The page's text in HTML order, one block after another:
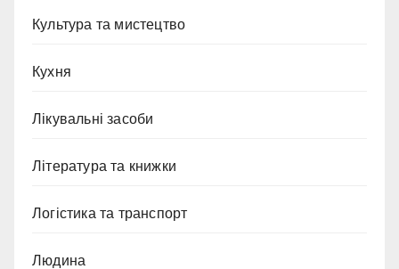
Культура та мистецтво
Кухня
Лікувальні засоби
Література та книжки
Логістика та транспорт
Людина